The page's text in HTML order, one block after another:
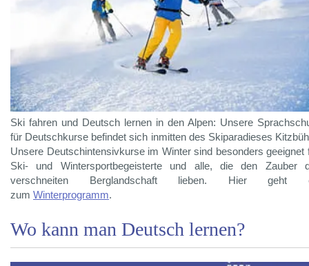
Ski fahren und Deutsch lernen in den Alpen: Unsere
für Deutschkurse befindet sich inmitten des Skiparadieses
Unsere Deutschintensivkurse im Winter sind besonders geeignet
Ski- und Wintersportbegeisterte und alle, die den Zauber
verschneiten Berglandschaft lieben. Hier geht
zum Winterprogramm.
Wo kann man Deutsch lernen?